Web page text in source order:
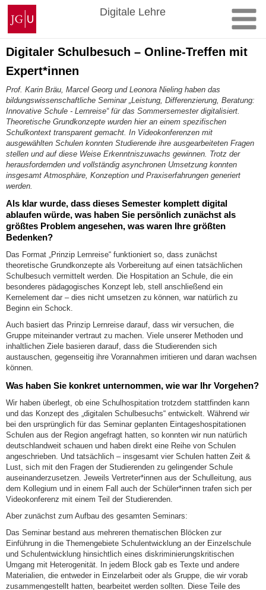
Zum
Inhalt
springen
Johannes
Gutenberg-
Universität
Mainz
Digitale Lehre
Digitaler Schulbesuch – Online-Treffen mit
Expert*innen
Prof. Karin Bräu, Marcel Georg und Leonora Nieling haben das
bildungswissenschaftliche Seminar „Leistung, Differenzierung, Beratung:
Innovative Schule - Lernreise“ für das Sommersemester digitalisiert.
Theoretische Grundkonzepte wurden hier an einem spezifischen
Schulkontext transparent gemacht. In Videokonferenzen mit
ausgewählten Schulen konnten Studierende ihre ausgearbeiteten Fragen
stellen und auf diese Weise Erkenntniszuwachs gewinnen. Trotz der
herausfordernden und vollständig asynchronen Umsetzung konnten
insgesamt Atmosphäre, Konzeption und Praxiserfahrungen generiert
werden.
Als klar wurde, dass dieses Semester komplett digital
ablaufen würde, was haben Sie persönlich zunächst als
größtes Problem angesehen, was waren Ihre größten
Bedenken?
Das Format „Prinzip Lernreise“ funktioniert so, dass zunächst
theoretische Grundkonzepte als Vorbereitung auf einen tatsächlichen
Schulbesuch vermittelt werden. Die Hospitation an Schule, die ein
besonderes pädagogisches Konzept leb, stell anschließend ein
Kernelement dar – dies nicht umsetzen zu können, war natürlich zu
Beginn ein Schock.
Auch basiert das Prinzip Lernreise darauf, dass wir versuchen, die
Gruppe miteinander vertraut zu machen. Viele unserer Methoden und
inhaltlichen Ziele basieren darauf, dass die Studierenden sich
austauschen, gegenseitig ihre Vorannahmen irritieren und daran wachsen
können.
Was haben Sie konkret unternommen, wie war Ihr Vorgehen?
Wir haben überlegt, ob eine Schulhospitation trotzdem stattfinden kann
und das Konzept des „digitalen Schulbesuchs“ entwickelt. Während wir
bei den ursprünglich für das Seminar geplanten Eintageshospitationen
Schulen aus der Region angefragt hatten, so konnten wir nun natürlich
deutschlandweit schauen und haben direkt eine Reihe von Schulen
angeschrieben. Und tatsächlich – insgesamt vier Schulen hatten Zeit &
Lust, sich mit den Fragen der Studierenden zu gelingender Schule
auseinanderzusetzen. Jeweils Vertreter*innen aus der Schulleitung, aus
dem Kollegium und in einem Fall auch der Schüler*innen trafen sich per
Videokonferenz mit einem Teil der Studierenden.
Aber zunächst zum Aufbau des gesamten Seminars:
Das Seminar bestand aus mehreren thematischen Blöcken zur
Einführung in die Themengebiete Schulentwicklung an der Einzelschule
und Schulentwicklung hinsichtlich eines diskriminierungskritischen
Umgang mit Heterogenität. In jedem Block gab es Texte und andere
Materialien, die entweder in Einzelarbeit oder als Gruppe, die wir vorab
zusammengestellt hatten, bearbeitet werden sollten. Diese Teile des